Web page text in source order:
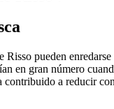
a
pueden
en gran número
contribuido a reducir